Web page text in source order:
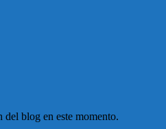
blog en este momento.